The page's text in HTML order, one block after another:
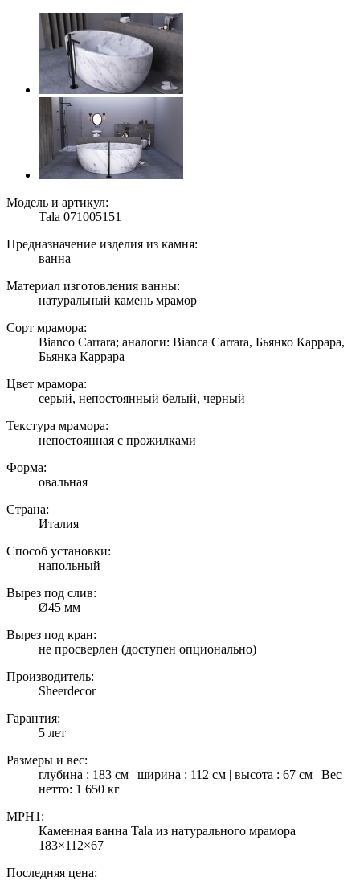
Модель и артикул:
Tala 071005151
Предназначение изделия из камня:
ванна
Материал изготовления ванны:
натуральный камень мрамор
Сорт мрамора:
Bianco Carrara; аналоги: Bianca Carrara, Бьянко Каррара,
Бьянка Каррара
Цвет мрамора:
серый, непостоянный белый, черный
Текстура мрамора:
непостоянная с прожилками
Форма:
овальная
Страна:
Италия
Способ установки:
напольный
Вырез под слив:
Ø45 мм
Вырез под кран:
не просверлен (доступен опционально)
Производитель:
Sheerdecor
Гарантия:
5 лет
Размеры и вес:
глубина : 183 см | ширина : 112 см | высота : 67 см | Вес
нетто: 1 650 кг
MPH1:
Каменная ванна Tala из натурального мрамора
183×112×67
Последняя цена: